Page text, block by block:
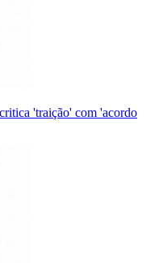
'traição' com 'acordo